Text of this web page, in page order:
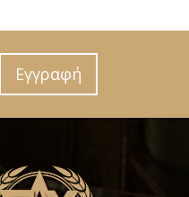
Εγγραφή